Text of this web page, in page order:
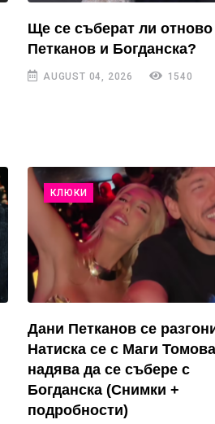
Ще се съберат ли отново
Петканов и Богданска?
AUGUST 04, 2026 1540
КЛЮКИ
Дани Петканов се
Натиска се с Маги
надява да се събере с
Богданска (Снимки +
подробности)